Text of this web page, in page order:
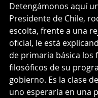
Detengámonos aquí
Presidente de Chile,
escolta, frente a una
oficial, le está
de primaria básica los
filosóficos de su
gobierno. Es la clase
uno esperaría en una